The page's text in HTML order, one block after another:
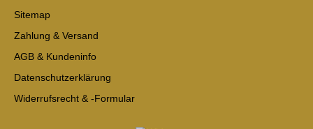
Sitemap
Zahlung & Versand
AGB & Kundeninfo
Datenschutzerklärung
Widerrufsrecht & -Formular